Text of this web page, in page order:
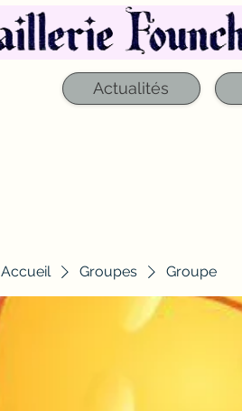
Actualités
Accueil Groupes Groupe